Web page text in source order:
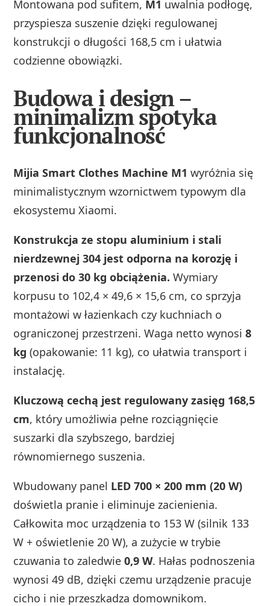
Montowana pod sufitem, M1 uwalnia podłogę,
przyspiesza suszenie dzięki regulowanej
konstrukcji o długości 168,5 cm i ułatwia
codzienne obowiązki.
Budowa i design –
minimalizm spotyka
funkcjonalność
Mijia Smart Clothes Machine M1 wyróżnia się
minimalistycznym wzornictwem typowym dla
ekosystemu Xiaomi.
Konstrukcja ze stopu aluminium i stali
nierdzewnej 304 jest odporna na korozję i
przenosi do 30 kg obciążenia. Wymiary
korpusu to 102,4 × 49,6 × 15,6 cm, co sprzyja
montażowi w łazienkach czy kuchniach o
ograniczonej przestrzeni. Waga netto wynosi8
kg (opakowanie: 11 kg), co ułatwia transport i
instalację.
Kluczową cechą jest regulowany zasięg 168,5
cm, który umożliwia pełne rozciągnięcie
suszarki dla szybszego, bardziej
równomiernego suszenia.
Wbudowany panel LED 700 × 200 mm (20 W)
doświetla pranie i eliminuje zacienienia.
Całkowita moc urządzenia to 153 W (silnik 133
W + oświetlenie 20 W), a zużycie w trybie
czuwania to zaledwie0,9 W. Hałas podnoszenia
wynosi 49 dB, dzięki czemu urządzenie pracuje
cicho i nie przeszkadza domownikom.